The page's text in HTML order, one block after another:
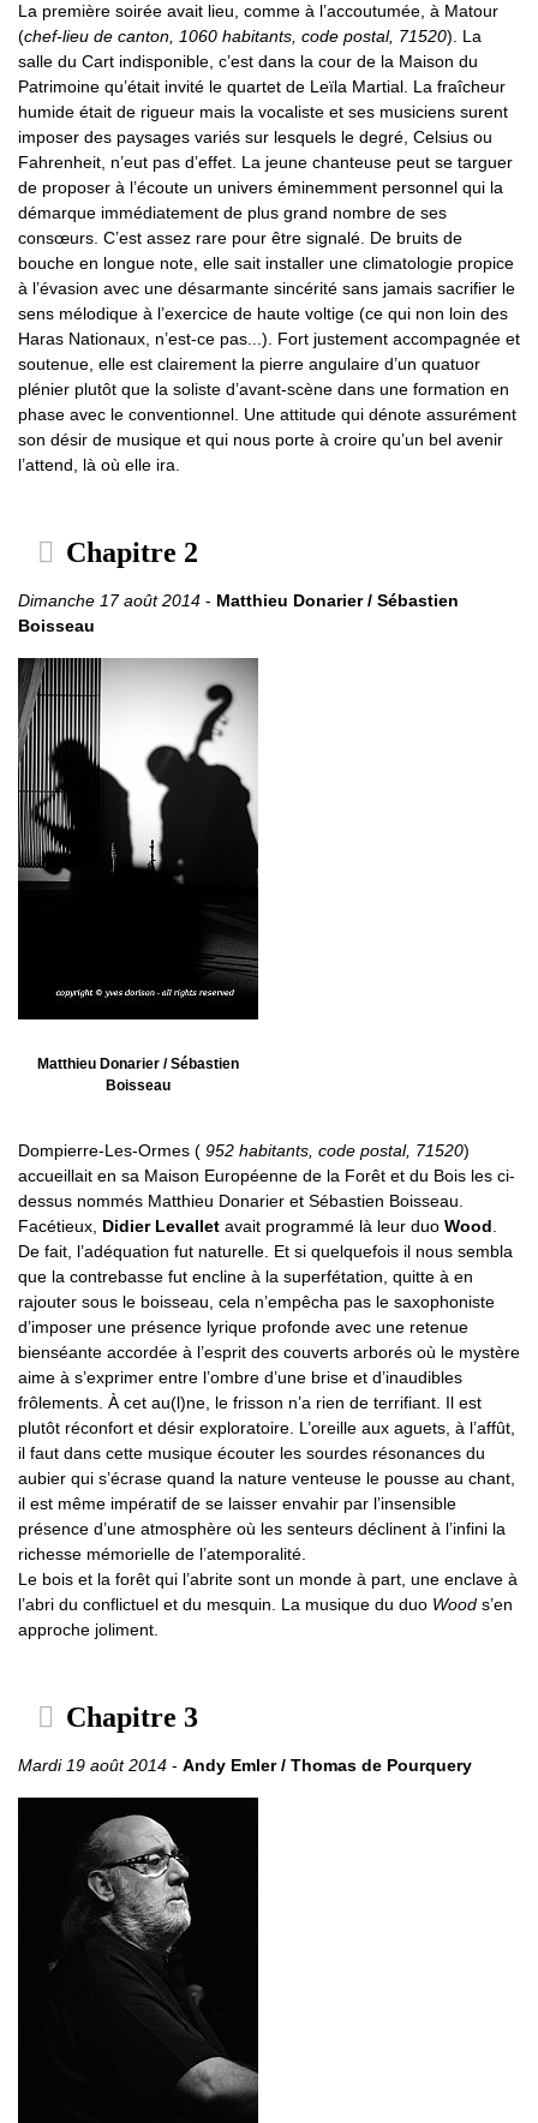
La première soirée avait lieu, comme à l’accoutumée, à Matour
(chef-lieu de canton, 1060 habitants, code postal, 71520). La
salle du Cart indisponible, c’est dans la cour de la Maison du
Patrimoine qu’était invité le quartet de Leïla Martial. La fraîcheur
humide était de rigueur mais la vocaliste et ses musiciens surent
imposer des paysages variés sur lesquels le degré, Celsius ou
Fahrenheit, n’eut pas d’effet. La jeune chanteuse peut se targuer
de proposer à l’écoute un univers éminemment personnel qui la
démarque immédiatement de plus grand nombre de ses
consœurs. C’est assez rare pour être signalé. De bruits de
bouche en longue note, elle sait installer une climatologie propice
à l’évasion avec une désarmante sincérité sans jamais sacrifier le
sens mélodique à l’exercice de haute voltige (ce qui non loin des
Haras Nationaux, n’est-ce pas...). Fort justement accompagnée et
soutenue, elle est clairement la pierre angulaire d’un quatuor
plénier plutôt que la soliste d’avant-scène dans une formation en
phase avec le conventionnel. Une attitude qui dénote assurément
son désir de musique et qui nous porte à croire qu’un bel avenir
l’attend, là où elle ira.
Chapitre 2
Dimanche 17 août 2014 - Matthieu Donarier / Sébastien
Boisseau
Matthieu Donarier / Sébastien
Boisseau
Dompierre-Les-Ormes ( 952 habitants, code postal, 71520)
accueillait en sa Maison Européenne de la Forêt et du Bois les ci-
dessus nommés Matthieu Donarier et Sébastien Boisseau.
Facétieux, Didier Levallet avait programmé là leur duo Wood
De fait, l’adéquation fut naturelle. Et si quelquefois il nous sembla
que la contrebasse fut encline à la superfétation, quitte à en
rajouter sous le boisseau, cela n’empêcha pas le saxophoniste
d’imposer une présence lyrique profonde avec une retenue
bienséante accordée à l’esprit des couverts arborés où le mystère
aime à s’exprimer entre l’ombre d’une brise et d’inaudibles
frôlements. À cet au(l)ne, le frisson n’a rien de terrifiant. Il est
plutôt réconfort et désir exploratoire. L’oreille aux aguets, à l’affût,
il faut dans cette musique écouter les sourdes résonances du
aubier qui s’écrase quand la nature venteuse le pousse au chant,
il est même impératif de se laisser envahir par l’insensible
présence d’une atmosphère où les senteurs déclinent à l’infini la
richesse mémorielle de l’atemporalité.
Le bois et la forêt qui l’abrite sont un monde à part, une enclave à
l’abri du conflictuel et du mesquin. La musique du duo Wood s’en
approche joliment.
Chapitre 3
Mardi 19 août 2014 - Andy Emler / Thomas de Pourquery